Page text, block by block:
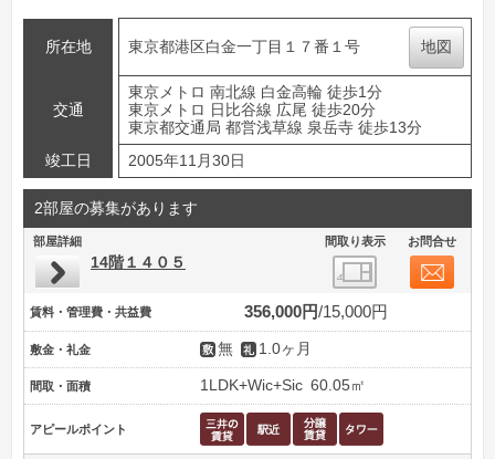
所在地 東京都港区白金一丁目１７番１号 地図
交通
東京メトロ 南北線 白金高輪 徒歩1分
東京メトロ 日比谷線 広尾 徒歩20分
東京都交通局 都営浅草線 泉岳寺 徒歩13分
竣工日
2005年11月30日
2部屋の募集があります
部屋詳細 間取り表示 お問合せ
14階１４０５
賃料・管理費・共益費 356,000円 15,000円
敷金・礼金 無 1.0ヶ月
間取・面積 1LDK+Wic+Sic 60.05㎡
アピールポイント